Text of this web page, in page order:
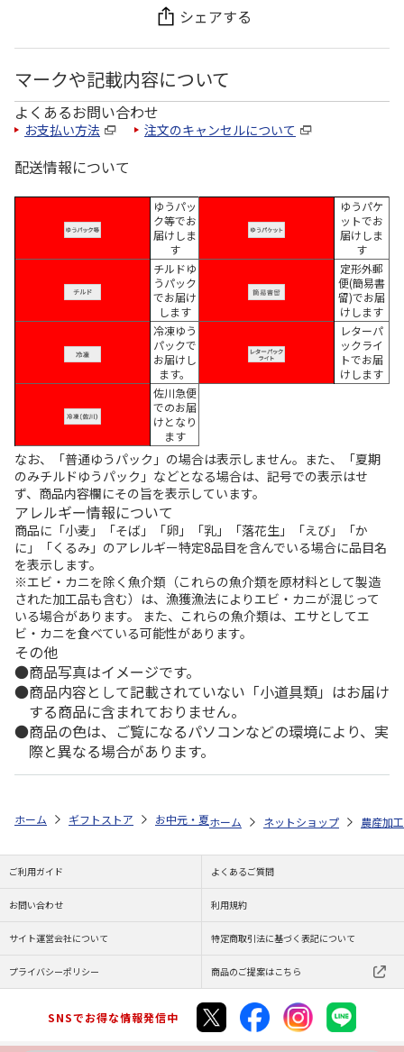
シェアする
マークや記載内容について
よくあるお問い合わせ
お支払い方法 注文のキャンセルについて
配送情報について
ゆうパッ
ク等でお
届けしま
す
ゆうパケ
ットでお
届けしま
す
チルドゆ
うパック
でお届け
します
定形外郵
便(簡易書
留)でお届
けします
冷凍ゆう
パックで
お届けし
ます。
レターパ
ックライ
トでお届
けします
佐川急便
でのお届
けとなり
ます
なお、「普通ゆうパック」の場合は表示しません。また、「夏期
のみチルドゆうパック」などとなる場合は、記号での表示はせ
ず、商品内容欄にその旨を表示しています。
アレルギー情報について
商品に「小麦」「そば」「卵」「乳」「落花生」「えび」「か
に」「くるみ」のアレルギー特定8品目を含んでいる場合に品目名
を表示します。
※エビ・カニを除く魚介類（これらの魚介類を原材料として製造
された加工品も含む）は、漁獲漁法によりエビ・カニが混じって
いる場合があります。 また、これらの魚介類は、エサとしてエ
ビ・カニを食べている可能性があります。
その他
商品写真はイメージです。
商品内容として記載されていない「小道具類」はお届け
する商品に含まれておりません。
商品の色は、ご覧になるパソコンなどの環境により、実
際と異なる場合があります。
ホーム ギフトストア お中元・夏ギフト特集 2026 ゆうゆうギフト
ホーム ネットショップ 農産加
ご利用ガイド よくあるご質問
お問い合わせ 利用規約
サイト運営会社について 特定商取引法に基づく表記について
プライバシーポリシー 商品のご提案はこちら
SNSでお得な情報発信中